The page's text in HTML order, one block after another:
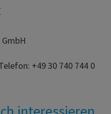
+49 30 740 744 0